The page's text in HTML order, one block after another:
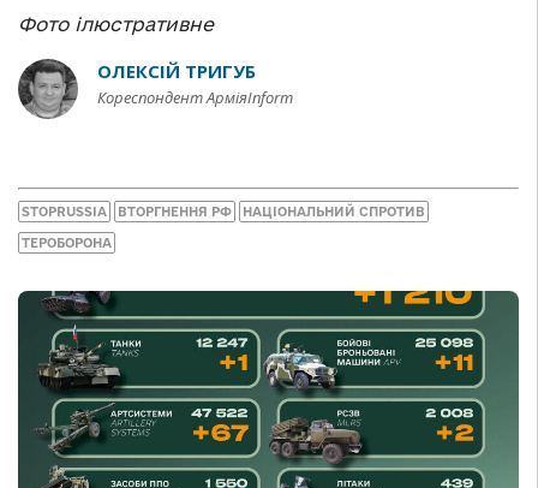
Фото ілюстративне
ОЛЕКСІЙ ТРИГУБ
Кореспондент АрміяInform
STOPRUSSIA ВТОРГНЕННЯ РФ НАЦІОНАЛЬНИЙ СПРОТИВ
ТЕРОБОРОНА